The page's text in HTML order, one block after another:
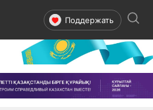
Поддержать